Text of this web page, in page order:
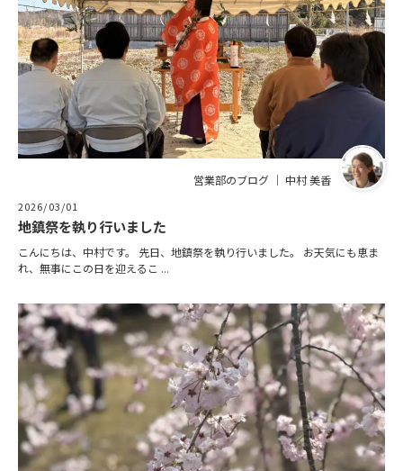
営業部のブログ ｜ 中村 美香
2026/03/01
地鎮祭を執り行いました
こんにちは、中村です。 先日、地鎮祭を執り行いました。 お天気にも恵ま
れ、無事にこの日を迎えるこ ...